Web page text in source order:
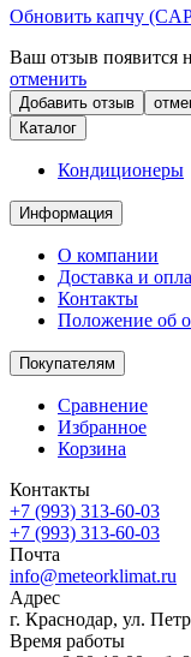
Обновить капчу
Ваш отзыв появится
отменить
Каталог
Кондиционеры
Информация
О компании
Доставка и
Контакты
Положение об
Покупателям
Сравнение
Избранное
Корзина
Контакты
+7 (993) 313-60-03
+7 (993) 313-60-03
Почта
info@meteorklimat.ru
Адрес
г. Краснодар, ул.
Время работы